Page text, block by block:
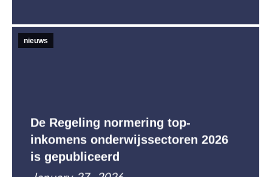
nieuws
De Regeling normering top-
inkomens onderwijssectoren 2026
is gepubliceerd